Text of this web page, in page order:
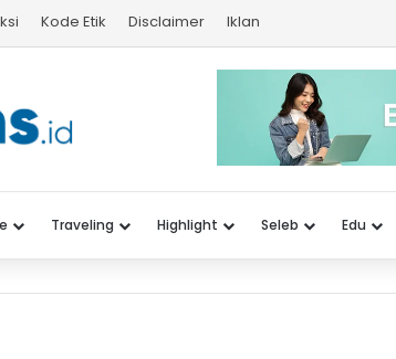
Kode Etik Disclaimer Iklan
Traveling Highlight Seleb Edu